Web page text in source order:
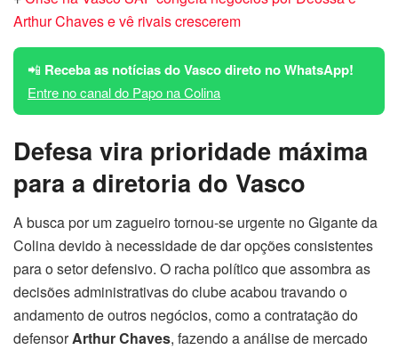
Arthur Chaves e vê rivais crescerem
📲 Receba as notícias do Vasco direto no WhatsApp!
Entre no canal do Papo na Colina
Defesa vira prioridade máxima
para a diretoria do Vasco
A busca por um zagueiro tornou-se urgente no Gigante da
Colina devido à necessidade de dar opções consistentes
para o setor defensivo. O racha político que assombra as
decisões administrativas do clube acabou travando o
andamento de outros negócios, como a contratação do
defensorArthur Chaves, fazendo a análise de mercado